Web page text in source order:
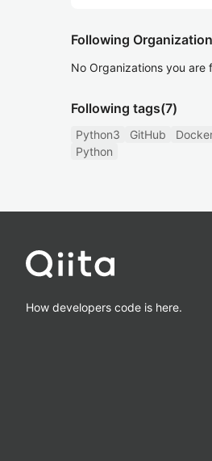
Following
No Organizations you are
Following tags(7)
Python3 GitHub
Python
How developers code is here.